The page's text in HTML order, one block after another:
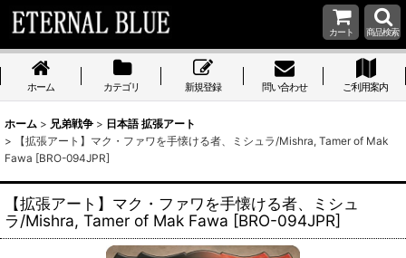
カート 商品検索
ホーム カテゴリ 新規登録 問い合わせ ご利用案内
ホーム > 兄弟戦争 > 日本語 拡張アート
>
【拡張アート】マク・ファワを手懐ける者、ミシュラ/Mishra, Tamer of Mak
Fawa [BRO-094JPR]
【拡張アート】マク・ファワを手懐ける者、ミシュ
ラ/Mishra, Tamer of Mak Fawa [BRO-094JPR]